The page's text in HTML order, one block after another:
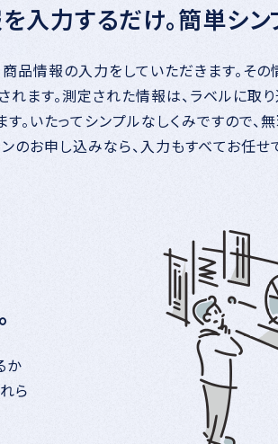
入力するだけ。簡単シン
商品情報の入力をしていただきます。そ
ます。測定された情報は、ラベルに取
。いたってシンプルなしくみですので、
のお申し込みなら、入力もすべてお任せ
か
ら